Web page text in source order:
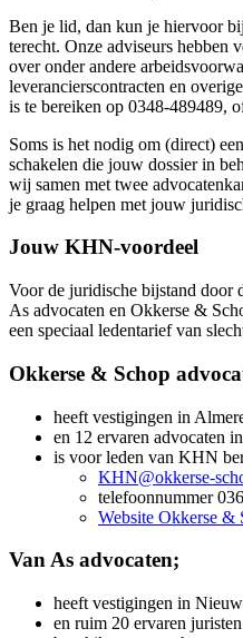
Ben je lid, dan kun je hiervoor
terecht. Onze adviseurs hebben
over onder andere
leverancierscontracten en
is te bereiken op 0348-489489,
Soms is het nodig om (direct)
schakelen die jouw dossier in
wij samen met twee
je graag helpen met jouw
Jouw KHN-voordeel
Voor de juridische bijstand door
As advocaten en Okkerse &
een speciaal ledentarief van
Okkerse & Schop
heeft vestigingen in
en 12 ervaren advocaten
is voor leden van KHN
KHN@okkerse-
telefoonnummer
Website Okkerse &
Van As advocaten;
heeft vestigingen in
en ruim 20 ervaren